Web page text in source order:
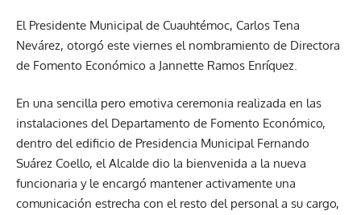
El Presidente Municipal de Cuauhtémoc, Carlos Tena
Nevárez, otorgó este viernes el nombramiento de Directora
de Fomento Económico a Jannette Ramos Enríquez.
En una sencilla pero emotiva ceremonia realizada en las
instalaciones del Departamento de Fomento Económico,
dentro del edificio de Presidencia Municipal Fernando
Suárez Coello, el Alcalde dio la bienvenida a la nueva
funcionaria y le encargó mantener activamente una
comunicación estrecha con el resto del personal a su cargo,